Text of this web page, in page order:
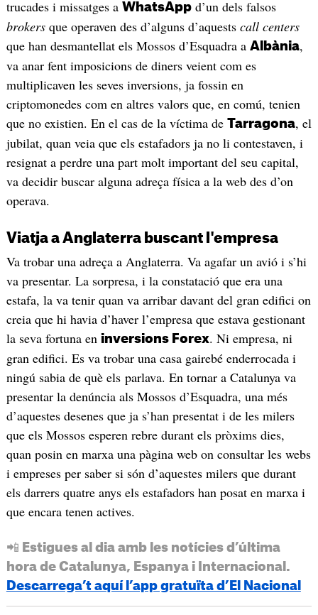
trucades i missatges a WhatsAppd’un dels falsos
brokersque operaven des d’alguns d’aquests call centers
que han desmantellat els Mossos d’Esquadra a Albània,
va anar fent imposicions de diners veient com es
multiplicaven les seves inversions, ja fossin en
criptomonedes com en altres valors que, en comú, tenien
que no existien. En el cas de la víctima de Tarragona, el
jubilat, quan veia que els estafadors ja no li contestaven, i
resignat a perdre una part molt important del seu capital,
va decidir buscar alguna adreça física a la web des d’on
operava.
Viatja a Anglaterra buscant l'empresa
Va trobar una adreça a Anglaterra. Va agafar un avió i s’hi
va presentar. La sorpresa, i la constatació que era una
estafa, la va tenir quan va arribar davant del gran edifici on
creia que hi havia d’haver l’empresa que estava gestionant
la seva fortuna en inversions Forex. Ni empresa, ni
gran edifici. Es va trobar una casa gairebé enderrocada i
ningú sabia de què els parlava. En tornar a Catalunya va
presentar la denúncia als Mossos d’Esquadra, una més
d’aquestes desenes que ja s’han presentat i de les milers
que els Mossos esperen rebre durant els pròxims dies,
quan posin en marxa una pàgina web on consultar les webs
i empreses per saber si són d’aquestes milers que durant
els darrers quatre anys els estafadors han posat en marxa i
que encara tenen actives.
📲 Estigues al dia amb les notícies d’última
hora de Catalunya, Espanya i Internacional.
Descarrega’t aquí l’app gratuïta d’El Nacional